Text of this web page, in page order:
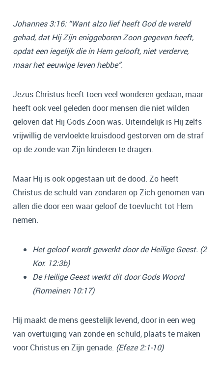
Johannes 3:16: “Want alzo lief heeft God de wereld
gehad, dat Hij Zijn eniggeboren Zoon gegeven heeft,
opdat een iegelijk die in Hem gelooft, niet verderve,
maar het eeuwige leven hebbe”.
Jezus Christus heeft toen veel wonderen gedaan, maar
heeft ook veel geleden door mensen die niet wilden
geloven dat Hij Gods Zoon was. Uiteindelijk is Hij zelfs
vrijwillig de vervloekte kruisdood gestorven om de straf
op de zonde van Zijn kinderen te dragen.
Maar Hij is ook opgestaan uit de dood. Zo heeft
Christus de schuld van zondaren op Zich genomen van
allen die door een waar geloof de toevlucht tot Hem
nemen.
Het geloof wordt gewerkt door de Heilige Geest. (2
Kor. 12:3b)
De Heilige Geest werkt dit door Gods Woord
(Romeinen 10:17)
Hij maakt de mens geestelijk levend, door in een weg
van overtuiging van zonde en schuld, plaats te maken
voor Christus en Zijn genade. (Efeze 2:1-10)